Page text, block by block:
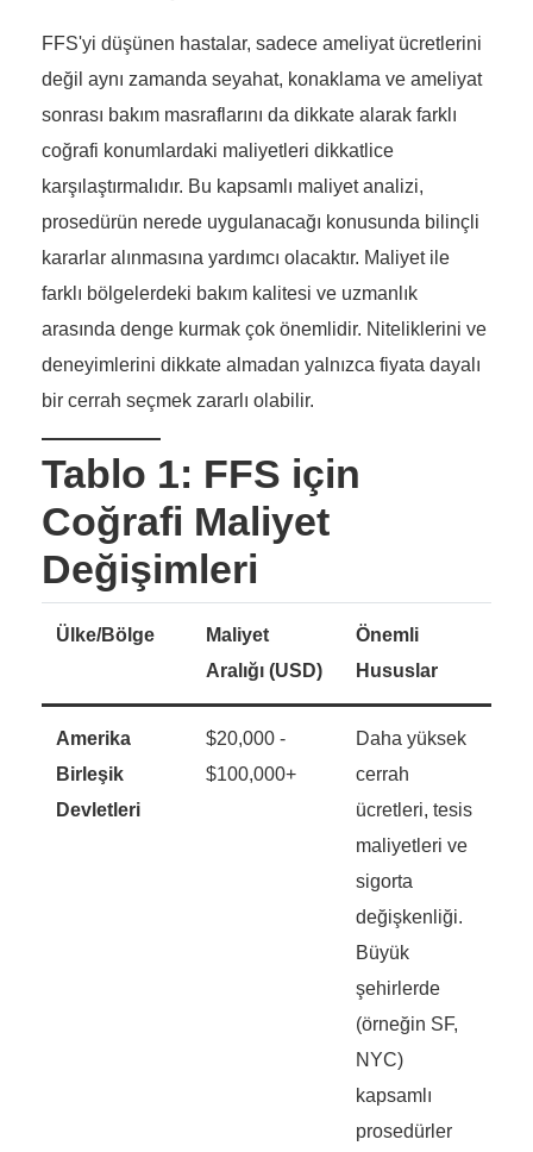
FFS'yi düşünen hastalar, sadece ameliyat ücretlerini
değil aynı zamanda seyahat, konaklama ve ameliyat
sonrası bakım masraflarını da dikkate alarak farklı
coğrafi konumlardaki maliyetleri dikkatlice
karşılaştırmalıdır. Bu kapsamlı maliyet analizi,
prosedürün nerede uygulanacağı konusunda bilinçli
kararlar alınmasına yardımcı olacaktır. Maliyet ile
farklı bölgelerdeki bakım kalitesi ve uzmanlık
arasında denge kurmak çok önemlidir. Niteliklerini ve
deneyimlerini dikkate almadan yalnızca fiyata dayalı
bir cerrah seçmek zararlı olabilir.
Tablo 1: FFS için
Coğrafi Maliyet
Değişimleri
Ülke/Bölge
Maliyet
Aralığı (USD)
Önemli
Hususlar
Amerika
Birleşik
Devletleri
$20,000 -
$100,000+
Daha yüksek
cerrah
ücretleri, tesis
maliyetleri ve
sigorta
değişkenliği.
Büyük
şehirlerde
(örneğin SF,
NYC)
kapsamlı
prosedürler